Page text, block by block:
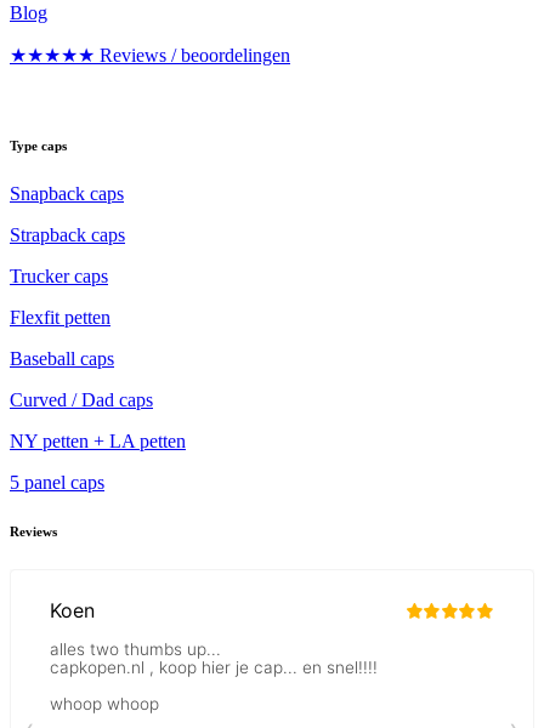
Blog
★★★★★ Reviews / beoordelingen
Type caps
Snapback caps
Strapback caps
Trucker caps
Flexfit petten
Baseball caps
Curved / Dad caps
NY petten + LA petten
5 panel caps
Reviews